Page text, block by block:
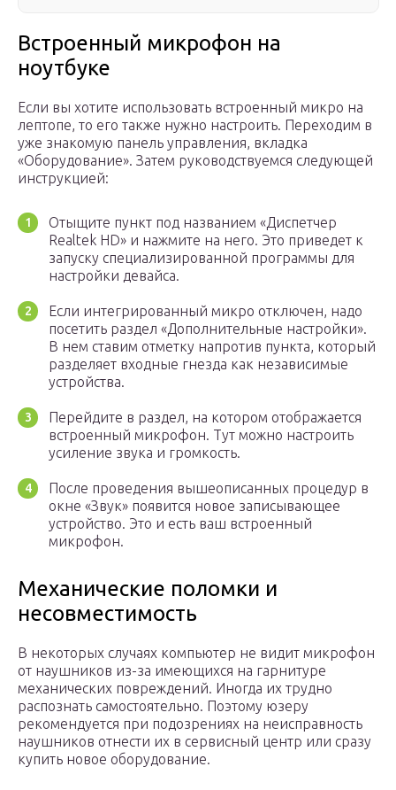
Встроенный микрофон на
ноутбуке
Если вы хотите использовать встроенный микро на
лептопе, то его также нужно настроить. Переходим в
уже знакомую панель управления, вкладка
«Оборудование». Затем руководствуемся следующей
инструкцией:
Отыщите пункт под названием «Диспетчер
Realtek HD» и нажмите на него. Это приведет к
запуску специализированной программы для
настройки девайса.
Если интегрированный микро отключен, надо
посетить раздел «Дополнительные настройки».
В нем ставим отметку напротив пункта, который
разделяет входные гнезда как независимые
устройства.
Перейдите в раздел, на котором отображается
встроенный микрофон. Тут можно настроить
усиление звука и громкость.
После проведения вышеописанных процедур в
окне «Звук» появится новое записывающее
устройство. Это и есть ваш встроенный
микрофон.
Механические поломки и
несовместимость
В некоторых случаях компьютер не видит микрофон
от наушников из-за имеющихся на гарнитуре
механических повреждений. Иногда их трудно
распознать самостоятельно. Поэтому юзеру
рекомендуется при подозрениях на неисправность
наушников отнести их в сервисный центр или сразу
купить новое оборудование.